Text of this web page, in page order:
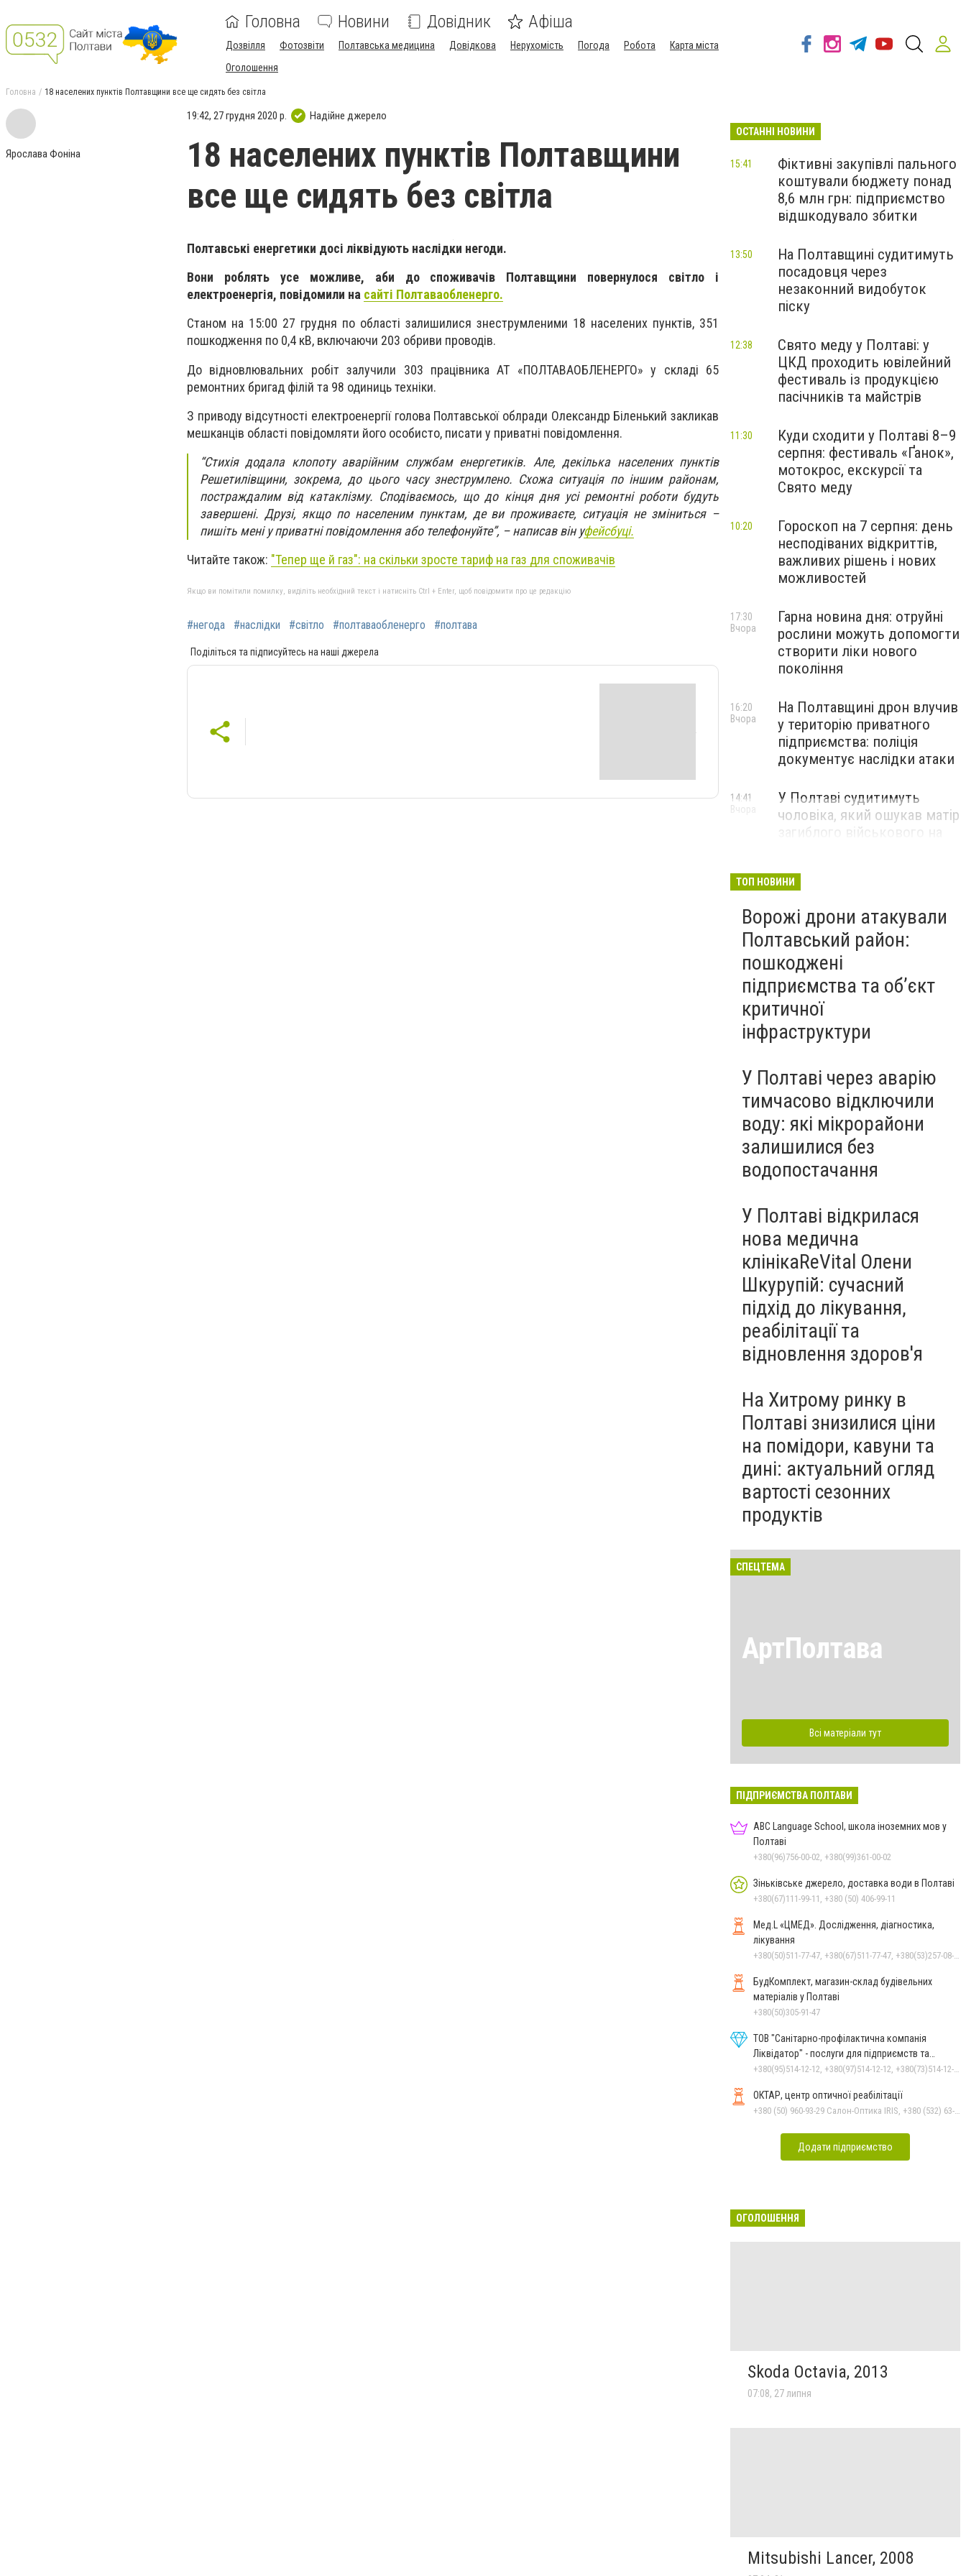
Головна Новини Довідник Афіша
Дозвілля Фотозвіти Полтавська медицина Довідкова Нерухомість Погода Робота
Карта міста
Оголошення
Головна 18 населених пунктів Полтавщини все ще сидять без світла
Ярослава Фоніна
19:42, 27 грудня 2020 р. Надійне джерело
18 населених пунктів Полтавщини
все ще сидять без світла
Полтавські енергетики досі ліквідують наслідки негоди.
Вони роблять усе можливе, аби до споживачів Полтавщини повернулося світло і
електроенергія, повідомили на сайті Полтаваобленерго.
Станом на 15:00 27 грудня по області залишилися знеструмленими 18 населених пунктів, 351
пошкодження по 0,4 кВ, включаючи 203 обриви проводів.
До відновлювальних робіт залучили 303 працівника АТ «ПОЛТАВАОБЛЕНЕРГО» у складі 65
ремонтних бригад філій та 98 одиниць техніки.
З приводу відсутності електроенергії голова Полтавської облради Олександр Біленький закликав
мешканців області повідомляти його особисто, писати у приватні повідомлення.
“Стихія додала клопоту аварійним службам енергетиків. Але, декілька населених пунктів
Решетилівщини, зокрема, до цього часу знеструмлено. Схожа ситуація по іншим районам,
постраждалим від катаклізму. Сподіваємось, що до кінця дня усі ремонтні роботи будуть
завершені. Друзі, якщо по населеним пунктам, де ви проживаєте, ситуація не зміниться –
пишіть мені у приватні повідомлення або телефонуйте”, – написав він уфейсбуці.
Читайте також: "Тепер ще й газ": на скільки зросте тариф на газ для споживачів
Якщо ви помітили помилку, виділіть необхідний текст і натисніть Ctrl + Enter, щоб повідомити про це редакцію
#негода #наслідки #світло #полтаваобленерго #полтава
Поділіться та підписуйтесь на наші джерела
ОСТАННІ НОВИНИ
Фіктивні закупівлі пального
коштували бюджету понад
8,6 млн грн: підприємство
відшкодувало збитки
15:41
На Полтавщині судитимуть
посадовця через
незаконний видобуток
піску
13:50
Свято меду у Полтаві: у
ЦКД проходить ювілейний
фестиваль із продукцією
пасічників та майстрів
12:38
Куди сходити у Полтаві 8–9
серпня: фестиваль «Ґанок»,
мотокрос, екскурсії та
Свято меду
11:30
Гороскоп на 7 серпня: день
несподіваних відкриттів,
важливих рішень і нових
можливостей
10:20
Гарна новина дня: отруйні
рослини можуть допомогти
створити ліки нового
покоління
17:30
Вчора
На Полтавщині дрон влучив
у територію приватного
підприємства: поліція
документує наслідки атаки
16:20
Вчора
У Полтаві судитимуть
чоловіка, який ошукав матір
загиблого військового на
14:41
Вчора
ТОП НОВИНИ
Ворожі дрони атакували
Полтавський район:
пошкоджені
підприємства та об’єкт
критичної
інфраструктури
У Полтаві через аварію
тимчасово відключили
воду: які мікрорайони
залишилися без
водопостачання
У Полтаві відкрилася
нова медична
клінікаReVital Олени
Шкурупій: сучасний
підхід до лікування,
реабілітації та
відновлення здоров'я
На Хитрому ринку в
Полтаві знизилися ціни
на помідори, кавуни та
дині: актуальний огляд
вартості сезонних
продуктів
СПЕЦТЕМА
АртПолтава
Всі матеріали тут
ПІДПРИЄМСТВА ПОЛТАВИ
ABC Language School, школа іноземних мов у
Полтаві
+380(96)756-00-02, +380(99)361-00-02
Зіньківське джерело, доставка води в Полтаві
+380(67)111-99-11, +380 (50) 406-99-11
Мед.L «ЦМЕД». Дослідження, діагностика,
лікування
БудКомплект, магазин-склад будівельних
матеріалів у Полтаві
+380(50)305-91-47
ТОВ "Санітарно-профілактична компанія
Ліквідатор" - послуги для підприємств та
населення
ОКТАР, центр оптичної реабілітації
Додати підприємство
ОГОЛОШЕННЯ
Skoda Octavia, 2013
07:08, 27 липня
Mitsubishi Lancer, 2008